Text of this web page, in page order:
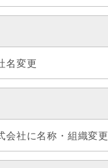
名変更
会社に名称・組織変更